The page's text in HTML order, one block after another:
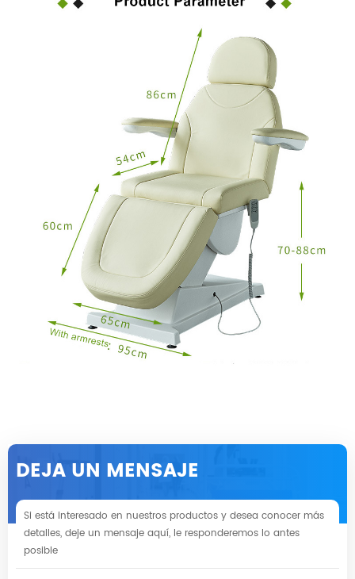
DEJA UN MENSAJE
Si está interesado en nuestros productos y desea conocer más
detalles, deje un mensaje aquí, le responderemos lo antes
posible